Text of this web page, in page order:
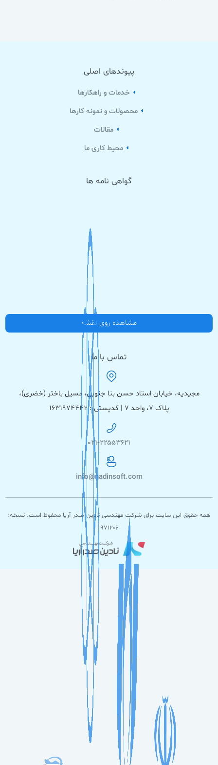
پیوندهای اصلی
خدمات و راهکارها
محصولات و نمونه کارها
مقالات
محیط کاری ما
گواهی نامه ها
مشاهده روی نقشه
تماس با ما
مجیدیه، خیابان استاد حسن بنا جنوبی، مسیل باختر (خضری)،
پلاک ۷، واحد ۷ | کدپستی : ۱۶۳۱۹۷۴۴۴۲
۰۲۱-۲۲۵۵۳۶۲۱
info@nadinsoft.com
همه حقوق این سایت برای شرکت مهندسی نادین صدر آریا محفوظ است. نسخه:
۹۷۱۲۰۶